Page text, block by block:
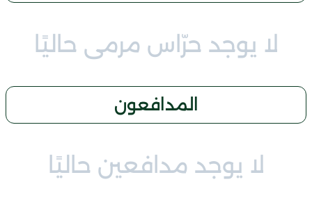
لا يوجد حرّاس مرمى حاليًا
المدافعون
لا يوجد مدافعين حاليًا